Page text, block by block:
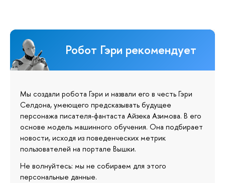
Робот Гэри рекомендует
Мы создали робота Гэри и назвали его в честь Гэри
Селдона, умеющего предсказывать будущее
персонажа писателя-фантаста Айзека Азимова. В его
основе модель машинного обучения. Она подбирает
новости, исходя из поведенческих метрик
пользователей на портале Вышки.
Не волнуйтесь: мы не собираем для этого
персональные данные.